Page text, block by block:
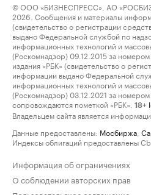
© ООО «БИЗНЕСПРЕСС», АО
2026. Сообщения и материалы
(свидетельство о регистрации
выдано Федеральной службой по
информационных технологий и
(Роскомнадзор) 09.12.2015 за
издания «РБК» (свидетельство о
информации выдано Федеральной
информационных технологий и
(Роскомнадзор) 03.12.2021 за
сопровождаются пометкой «РБК».
18+
Владельцем сайта является
Данные предоставлены: Мосбиржа
Индексы облигаций предоставлены
Информация об ограничениях
О соблюдении авторских прав